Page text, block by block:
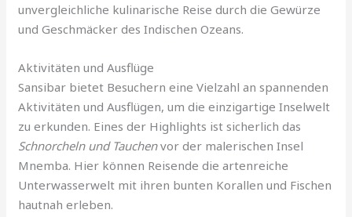
unvergleichliche kulinarische Reise durch die Gewürze
und Geschmäcker des Indischen Ozeans.
Aktivitäten und Ausflüge
Sansibar bietet Besuchern eine Vielzahl an spannenden
Aktivitäten und Ausflügen, um die einzigartige Inselwelt
zu erkunden. Eines der Highlights ist sicherlich das
Schnorcheln und Tauchenvor der malerischen Insel
Mnemba. Hier können Reisende die artenreiche
Unterwasserwelt mit ihren bunten Korallen und Fischen
hautnah erleben.